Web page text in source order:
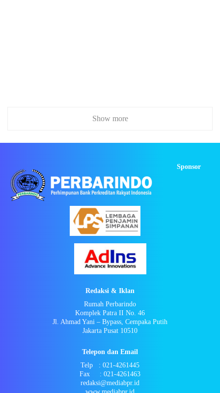
Show more
Sponsor
Redaksi & Iklan
Rumah Perbarindo
Komplek Patra II No. 46
Jl. Ahmad Yani – Bypass, Cempaka Putih
Jakarta Pusat 10510
Telepon dan Email
Telp : 021-4261445
Fax : 021-4261463
redaksi@mediabpr.id